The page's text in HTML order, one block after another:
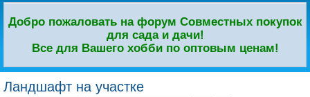
Добро пожаловать на форум Совместных покупок
для сада и дачи!
Все для Вашего хобби по оптовым ценам!
Ландшафт на участке